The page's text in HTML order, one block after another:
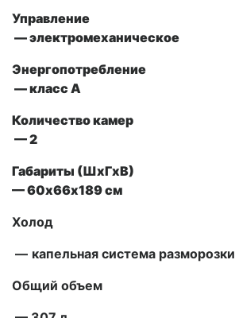
Управление
— электромеханическое
Энергопотребление
—класс А
Количество камер
— 2
Габариты (ШxГxВ)
— 60х66х189 см
Холод
— капельная система разморозки
Общий объем